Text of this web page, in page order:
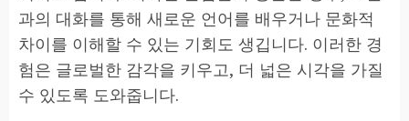
과의 대화를 통해 새로운 언어를 배우거나 문화적
차이를 이해할 수 있는 기회도 생깁니다. 이러한 경
험은 글로벌한 감각을 키우고, 더 넓은 시각을 가질
수 있도록 도와줍니다.